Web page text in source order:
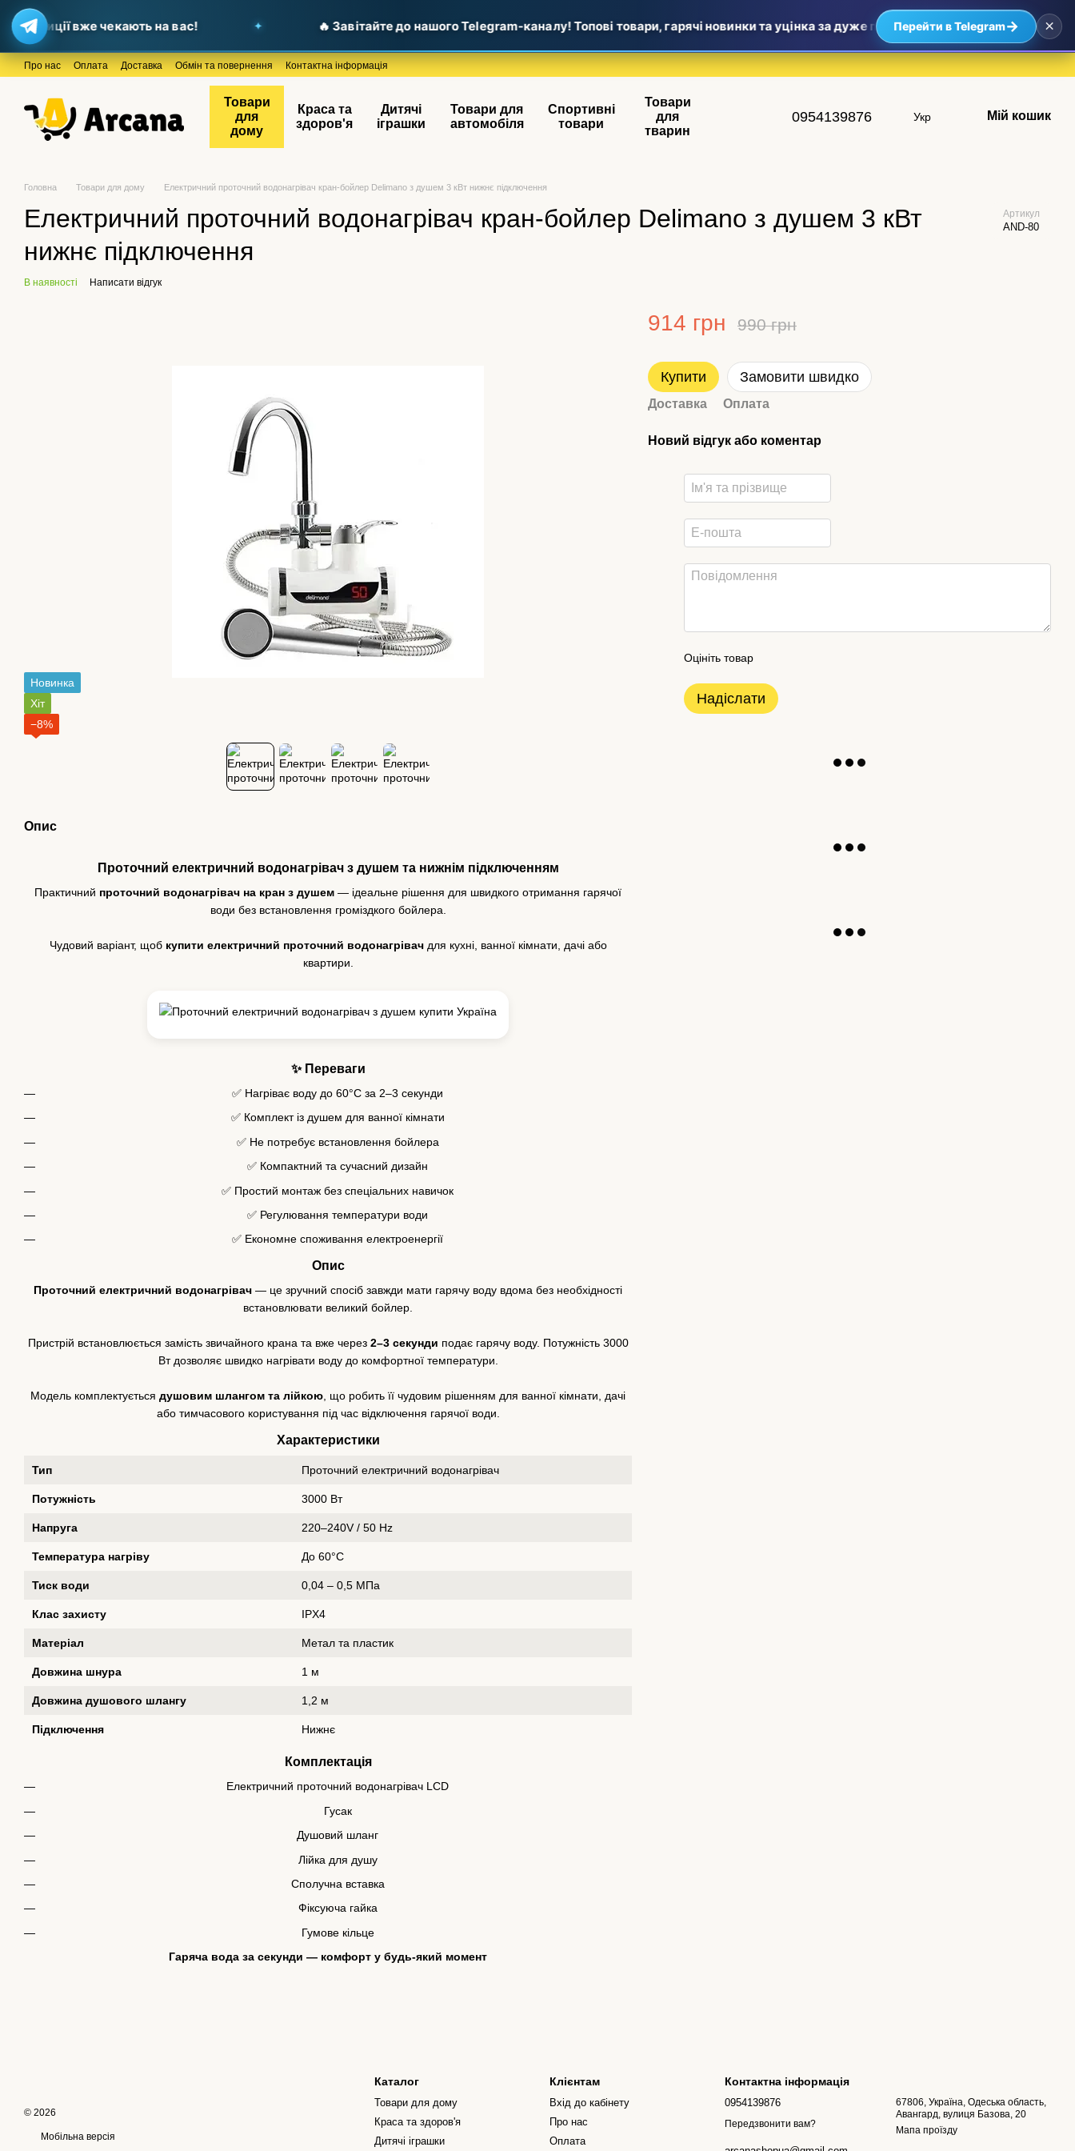
вже чекають на вас! 🔥 Завітайте до нашого Telegram-каналу! Топові товари, гарячі новинки та уцінка за дуже приємними цінами — найвигідніші
Перейти в Telegram→ ×
Перейти до основного контенту
Про нас Оплата Доставка Обмін та повернення Контактна інформація
Товари
для
дому
Краса та
здоров'я
Дитячі
іграшки
Товари для
автомобіля
Спортивні
товари
Товари
для
тварин
0954139876 Укр Мій кошик
Головна Товари для дому Електричний проточний водонагрівач кран-бойлер Delimano з душем 3 кВт нижнє підключення
Електричний проточний водонагрівач кран-бойлер Delimano з душем 3 кВт
нижнє підключення
Артикул
AND-80
В наявності Написати відгук
Новинка
Хіт
−8%
Опис
Проточний електричний водонагрівач з душем та нижнім підключенням
Практичний проточний водонагрівач на кран з душем — ідеальне рішення для швидкого отримання гарячої
води без встановлення громіздкого бойлера.
Чудовий варіант, щоб купити електричний проточний водонагрівачдля кухні, ванної кімнати, дачі або
квартири.
✨ Переваги
✅ Нагріває воду до 60°C за 2–3 секунди
✅ Комплект із душем для ванної кімнати
✅ Не потребує встановлення бойлера
✅ Компактний та сучасний дизайн
✅ Простий монтаж без спеціальних навичок
✅ Регулювання температури води
✅ Економне споживання електроенергії
Опис
Проточний електричний водонагрівач — це зручний спосіб завжди мати гарячу воду вдома без необхідності
встановлювати великий бойлер.
Пристрій встановлюється замість звичайного крана та вже через 2–3 секунди подає гарячу воду. Потужність 3000
Вт дозволяє швидко нагрівати воду до комфортної температури.
Модель комплектуєтьсядушовим шлангом та лійкою, що робить її чудовим рішенням для ванної кімнати, дачі
або тимчасового користування під час відключення гарячої води.
Характеристики
Тип Проточний електричний водонагрівач
Потужність 3000 Вт
Напруга 220–240V / 50 Hz
Температура нагріву До 60°C
Тиск води 0,04 – 0,5 МПа
Клас захисту IPX4
Матеріал Метал та пластик
Довжина шнура 1 м
Довжина душового шлангу 1,2 м
Підключення Нижнє
Комплектація
Електричний проточний водонагрівач LCD
Гусак
Душовий шланг
Лійка для душу
Сполучна вставка
Фіксуюча гайка
Гумове кільце
Гаряча вода за секунди — комфорт у будь-який момент
914 грн 990 грн
Купити Замовити швидко
Доставка Оплата
Новий відгук або коментар
Оцініть товар
Надіслати
© 2026
Мобільна версія
Каталог
Товари для дому
Краса та здоров'я
Дитячі іграшки
Клієнтам
Вхід до кабінету
Про нас
Оплата
Контактна інформація
0954139876
Передзвонити вам?
67806, Україна, Одеська область,
Авангард, вулиця Базова, 20
Мапа проїзду